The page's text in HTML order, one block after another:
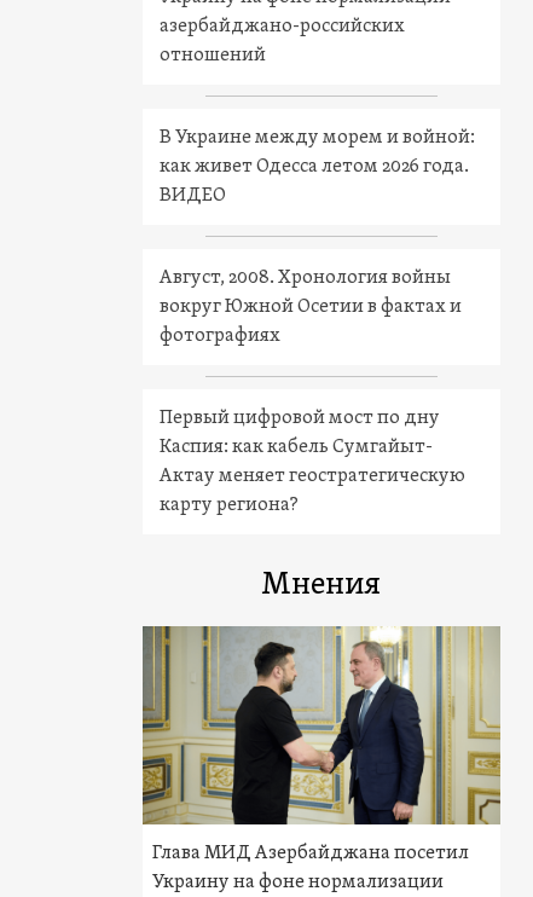
азербайджано-российских
отношений
В Украине между морем и войной:
как живет Одесса летом 2026 года.
ВИДЕО
Август, 2008. Хронология войны
вокруг Южной Осетии в фактах и
фотографиях
Первый цифровой мост по дну
Каспия: как кабель Сумгайыт-
Актау меняет геостратегическую
карту региона?
Мнения
Глава МИД Азербайджана посетил
Украину на фоне нормализации